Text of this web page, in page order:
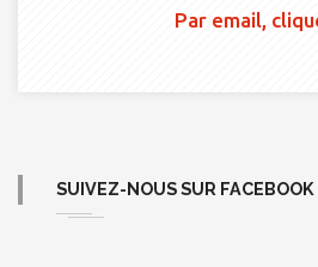
Par email,
SUIVEZ-NOUS SUR FACEBOOK